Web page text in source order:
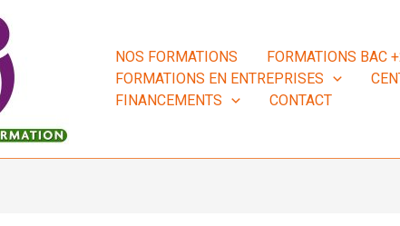
NOS FORMATIONS FORMATIONS BAC
FORMATIONS EN ENTREPRISES
FINANCEMENTS
CONTACT